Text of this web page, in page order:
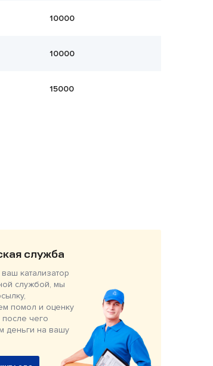
10000
10000
15000
служба
катализатор
службой, мы
помол и оценку
после чего
деньги на вашу